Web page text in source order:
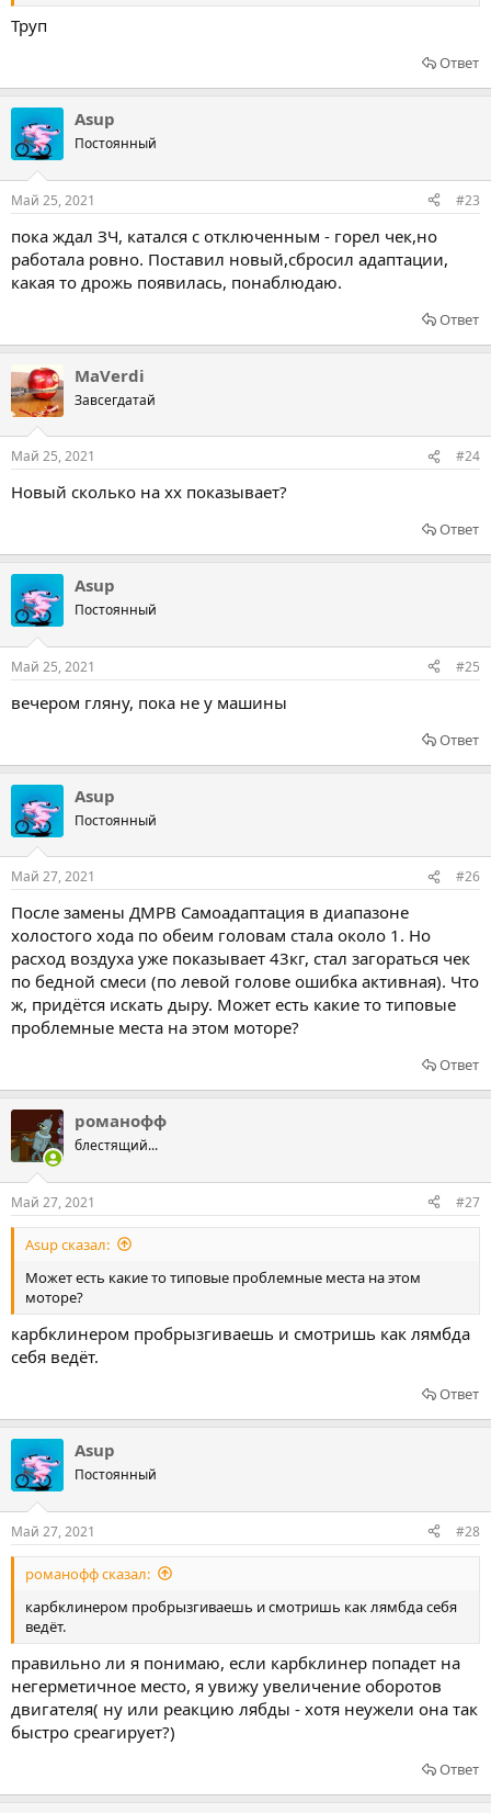
Труп
Ответ
Asup
Постоянный
Май 25, 2021 #23
пока ждал ЗЧ, катался с отключенным - горел чек,но
работала ровно. Поставил новый,сбросил адаптации,
какая то дрожь появилась, понаблюдаю.
Ответ
MaVerdi
Завсегдатай
Май 25, 2021 #24
Новый сколько на хх показывает?
Ответ
Asup
Постоянный
Май 25, 2021 #25
вечером гляну, пока не у машины
Ответ
Asup
Постоянный
Май 27, 2021 #26
После замены ДМРВ Самоадаптация в диапазоне
холостого хода по обеим головам стала около 1. Но
расход воздуха уже показывает 43кг, стал загораться чек
по бедной смеси (по левой голове ошибка активная). Что
ж, придётся искать дыру. Может есть какие то типовые
проблемные места на этом моторе?
Ответ
романофф
блестящий...
Май 27, 2021 #27
Asup сказал:
Может есть какие то типовые проблемные места на этом
моторе?
карбклинером пробрызгиваешь и смотришь как лямбда
себя ведёт.
Ответ
Asup
Постоянный
Май 27, 2021 #28
романофф сказал:
карбклинером пробрызгиваешь и смотришь как лямбда себя
ведёт.
правильно ли я понимаю, если карбклинер попадет на
негерметичное место, я увижу увеличение оборотов
двигателя( ну или реакцию лябды - хотя неужели она так
быстро среагирует?)
Ответ